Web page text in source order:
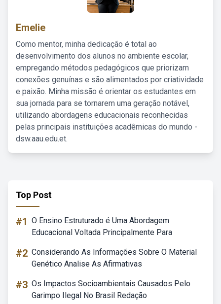
Emelie
Como mentor, minha dedicação é total ao
desenvolvimento dos alunos no ambiente escolar,
empregando métodos pedagógicos que priorizam
conexões genuínas e são alimentados por criatividade
e paixão. Minha missão é orientar os estudantes em
sua jornada para se tornarem uma geração notável,
utilizando abordagens educacionais reconhecidas
pelas principais instituições acadêmicas do mundo -
dsw.aau.edu.et.
Top Post
#1 O Ensino Estruturado é Uma Abordagem
Educacional Voltada Principalmente Para
#2 Considerando As Informações Sobre O Material
Genético Analise As Afirmativas
#3 Os Impactos Socioambientais Causados Pelo
Garimpo Ilegal No Brasil Redação